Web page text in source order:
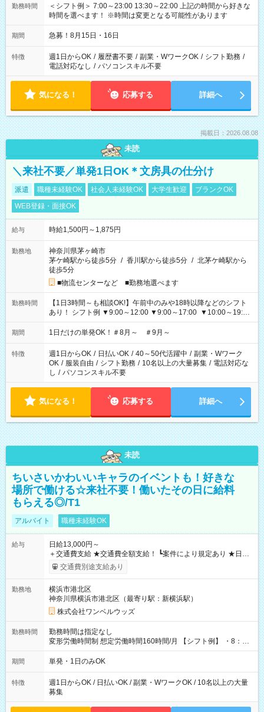
勤務時間
＜シフト例＞ 7:00～23:00 13:30～22:00 上記の時間から好きな
時間を選べます！ ※時間は変更となる可能性があります
期間 急募！8月15日・16日
特徴 週1日からOK / 履歴書不要 / 副業・WワークOK / シフト勤務 /
電話対応なし / パソコンスキル不要
気になる！ 応募する 詳細へ
掲載日：2026.08.08
未読
＼来社不要／単発1日OK＊文房具の仕分け
派遣 職種未経験OK 社会人未経験OK 大学生歓迎
ブランクOK
WEB登録・面接OK
給与 時給1,500円～1,875円
勤務地
神奈川県茅ヶ崎市
茅ケ崎駅から徒歩5分 / 香川駅から徒歩5分 / 北茅ケ崎駅から
徒歩5分
■物流センターなど ■勤務地選べます
勤務時間
【1日3時間～も相談OK!】午前中のみや18時以降などのシフト
あり！ シフト例 ▼9:00～12:00 ▼9:00～17:00 ▼10:00～19:00
▼18:00～21:00
期間 1日だけの単発OK！＃8月～ ＃9月～
特徴 週1日からOK / 日払いOK / 40～50代活躍中 / 副業・Wワーク
OK / 服装自由 / シフト勤務 / 10名以上の大量募集 / 電話対応な
し / パソコンスキル不要
気になる！ 応募する 詳細へ
未読
ちいさいかわいいキャラのイベントも！好きな
場所で働ける☆来社不要！働いたその日に給料
もらえる◎/T1
アルバイト 職種未経験OK
給与
日給13,000円～
＋交通費支給 ★交通費全額支給！ ┗案件により規定あり ★日払
いOK！（規定あり） ┗働いたその日に現金GET♪ お仕事後はコ
ンビニATMから 日払い分を引き落とせます！ 【試用期間】試
交通費別途支給あり
勤務地
横浜市港北区
神奈川県横浜市港北区（最寄り駅：新横浜駅）
株式会社ワンベルウッズ
勤務時間
勤務時間は指定なし
変形労働時間制 想定労働時間160時間/月 【シフト例】 ・8：00
～21：00
期間 単発・1日のみOK
特徴
週1日からOK / 日払いOK / 副業・WワークOK / 10名以上の大量
募集